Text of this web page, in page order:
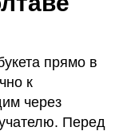
прямо в
к
через
Перед